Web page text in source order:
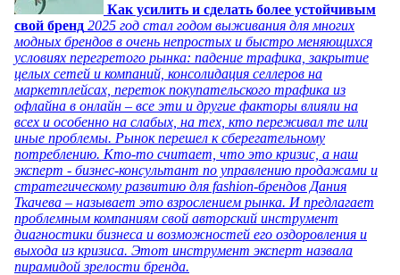
Как усилить и сделать более устойчивым
свой бренд 2025 год стал годом выживания для многих
модных брендов в очень непростых и быстро меняющихся
условиях перегретого рынка: падение трафика, закрытие
целых сетей и компаний, консолидация селлеров на
маркетплейсах, переток покупательского трафика из
офлайна в онлайн – все эти и другие факторы влияли на
всех и особенно на слабых, на тех, кто переживал те или
иные проблемы. Рынок перешел к сберегательному
потреблению. Кто-то считает, что это кризис, а наш
эксперт - бизнес-консультант по управлению продажами и
стратегическому развитию для fashion-брендов Дания
Ткачева – называет это взрослением рынка. И предлагает
проблемным компаниям свой авторский инструмент
диагностики бизнеса и возможностей его оздоровления и
выхода из кризиса. Этот инструмент эксперт назвала
пирамидой зрелости бренда.